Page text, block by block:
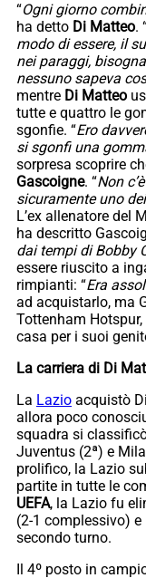
“Ogni giorno
ha detto Di Matteo.
modo di essere, il
nei paraggi,
nessuno sapeva
mentre Di Matteo
tutte e quattro le
sgonfie. “Ero
si sgonfi una
sorpresa scoprire
Gascoigne. “Non
sicuramente uno
L’ex allenatore del
ha descritto
dai tempi di Bobby
essere riuscito a
rimpianti: “Era
ad acquistarlo, ma
Tottenham
casa per i suoi
La carriera di Di
La Lazio acquistò
allora poco
squadra si
Juventus (2ª) e
prolifico, la Lazio
partite in tutte le
UEFA, la Lazio fu
(2-1 complessivo)
secondo turno.
Il 4º posto in